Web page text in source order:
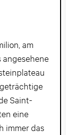
am
Saint-
eine
immer das